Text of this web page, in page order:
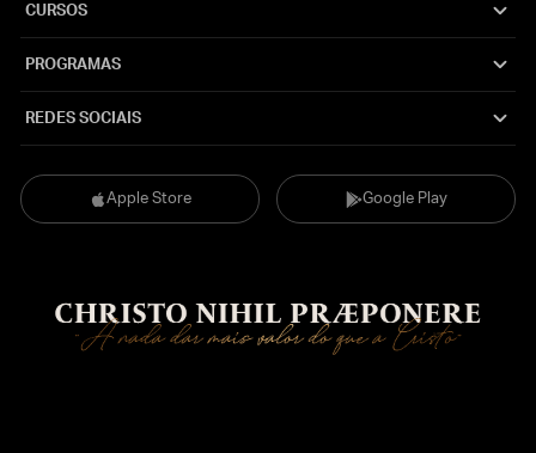
Apple Store Google Play
CURSOS
PROGRAMAS
REDES SOCIAIS